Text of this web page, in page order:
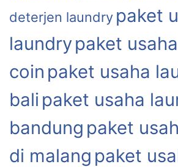
deterjen laundry paket
laundrypaket
coin paket usaha
bali paket usaha
bandung paket
di malang paket